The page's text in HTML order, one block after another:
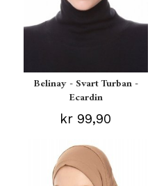
Belinay - Svart Turban -
Ecardin
kr 99,90